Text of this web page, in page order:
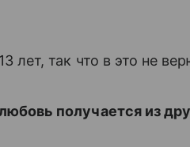
так что в это не
получается из